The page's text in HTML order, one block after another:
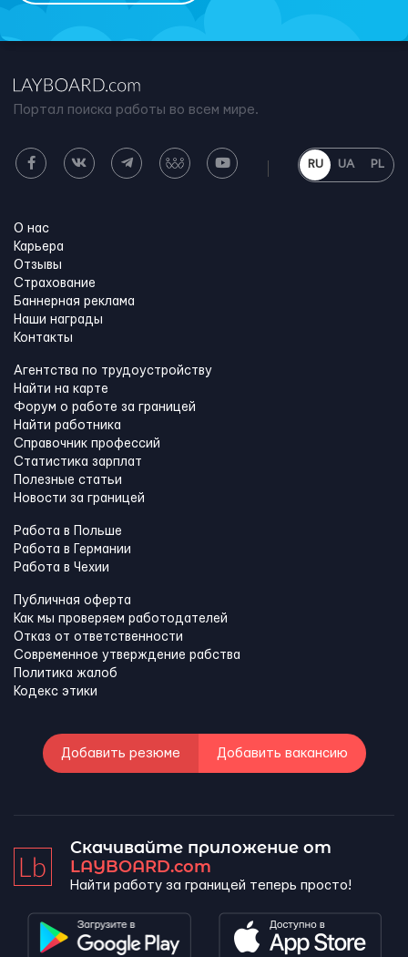
Портал поиска работы во всем мире.
RU UA PL
О нас
Карьера
Отзывы
Страхование
Баннерная реклама
Наши награды
Контакты
Агентства по трудоустройству
Найти на карте
Форум о работе за границей
Найти работника
Справочник профессий
Статистика зарплат
Полезные статьи
Новости за границей
Работа в Польше
Работа в Германии
Работа в Чехии
Публичная оферта
Как мы проверяем работодателей
Отказ от ответственности
Современное утверждение рабства
Политика жалоб
Кодекс этики
Добавить резюме Добавить вакансию
Скачивайте приложение от
LAYBOARD.com
Найти работу за границей теперь просто!